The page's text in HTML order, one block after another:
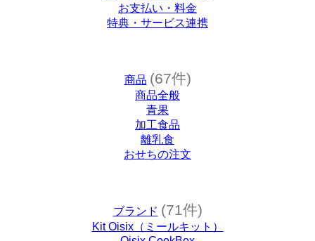
お支払い・料金
特典・サービス連携
商品 (67件)
商品全般
青果
加工食品
離乳食
おせちの注文
ブランド (71件)
Kit Oisix（ミールキット）